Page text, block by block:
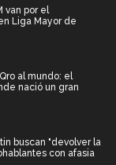
van por el
Liga Mayor de
al mundo: el
nació un gran
buscan "devolver la
con afasia